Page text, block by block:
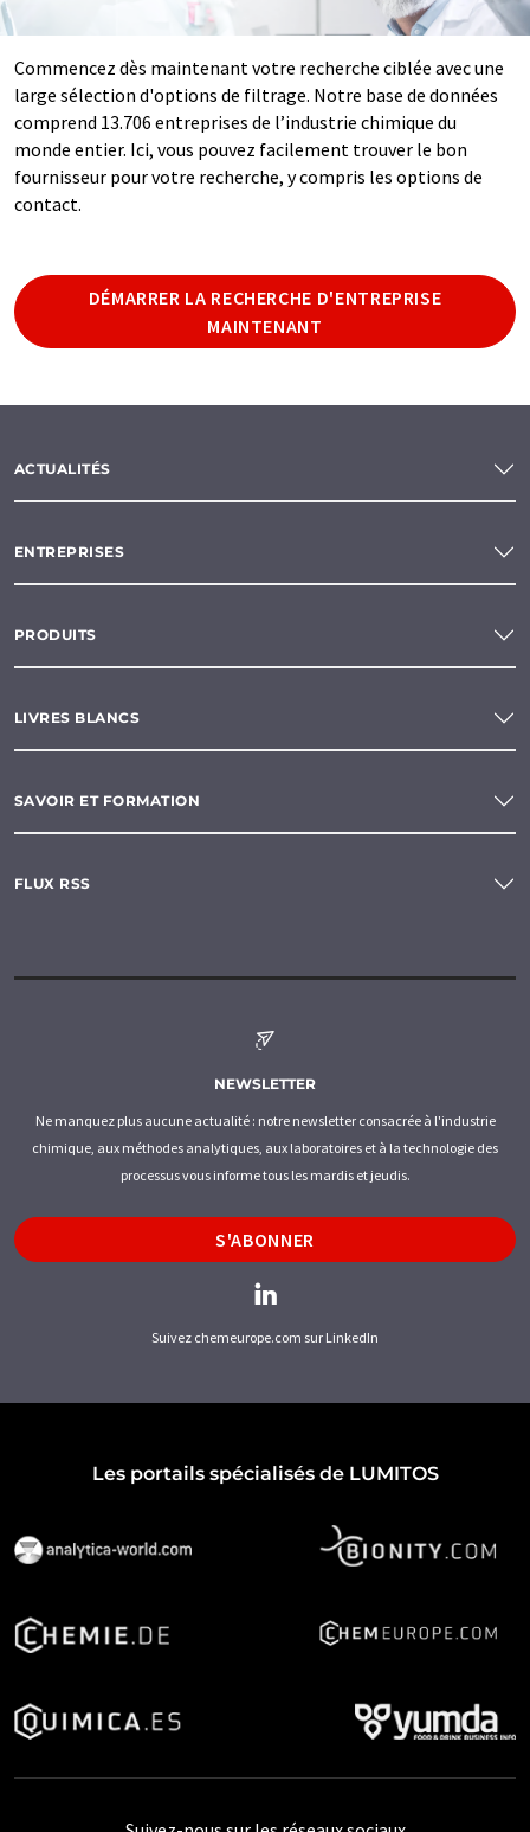
Commencez dès maintenant votre recherche ciblée avec une
large sélection d'options de filtrage. Notre base de données
comprend 13.706 entreprises de l’industrie chimique du
monde entier. Ici, vous pouvez facilement trouver le bon
fournisseur pour votre recherche, y compris les options de
contact.
DÉMARRER LA RECHERCHE D'ENTREPRISE
MAINTENANT
ACTUALITÉS
ENTREPRISES
PRODUITS
LIVRES BLANCS
SAVOIR ET FORMATION
FLUX RSS
NEWSLETTER
Ne manquez plus aucune actualité : notre newsletter consacrée à l'industrie
chimique, aux méthodes analytiques, aux laboratoires et à la technologie des
processus vous informe tous les mardis et jeudis.
S'ABONNER
Suivez chemeurope.com sur LinkedIn
Les portails spécialisés de LUMITOS